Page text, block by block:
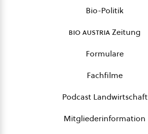
Bio-Politik
bio austriaZeitung
Formulare
Fachfilme
Podcast Landwirtschaft
Mitgliederinformation